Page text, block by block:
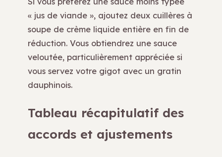
« jus de viande », ajoutez deux cuillères à
soupe de crème liquide entière en fin de
réduction. Vous obtiendrez une sauce
veloutée, particulièrement appréciée si
vous servez votre gigot avec un gratin
dauphinois.
Tableau récapitulatif des
accords et ajustements